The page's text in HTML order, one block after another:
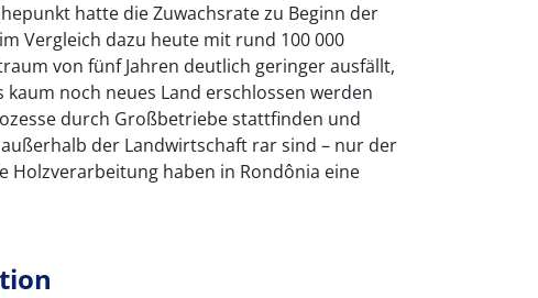
hatte die Zuwachsrate zu Beginn der
Vergleich dazu heute mit rund 100 000
von fünf Jahren deutlich geringer ausfällt,
noch neues Land erschlossen werden
durch Großbetriebe stattfinden und
der Landwirtschaft rar sind – nur der
Holzverarbeitung haben in Rondônia eine